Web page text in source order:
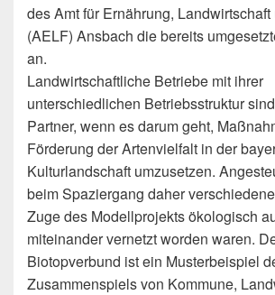
des Amt für Ernährung,
(AELF) Ansbach die bereits
an.
Landwirtschaftliche Betriebe mit ihrer
unterschiedlichen Betriebsstruktur
Partner, wenn es darum geht,
Förderung der Artenvielfalt in der
Kulturlandschaft umzusetzen.
beim Spaziergang daher
Zuge des Modellprojekts ökologisch
miteinander vernetzt worden waren.
Biotopverbund ist ein Musterbeispiel
Zusammenspiels von Kommune,